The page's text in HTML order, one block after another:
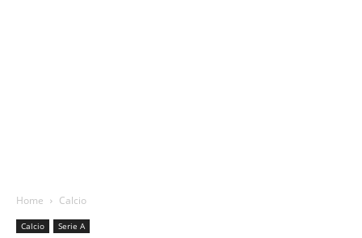
Home Calcio
Calcio Serie A